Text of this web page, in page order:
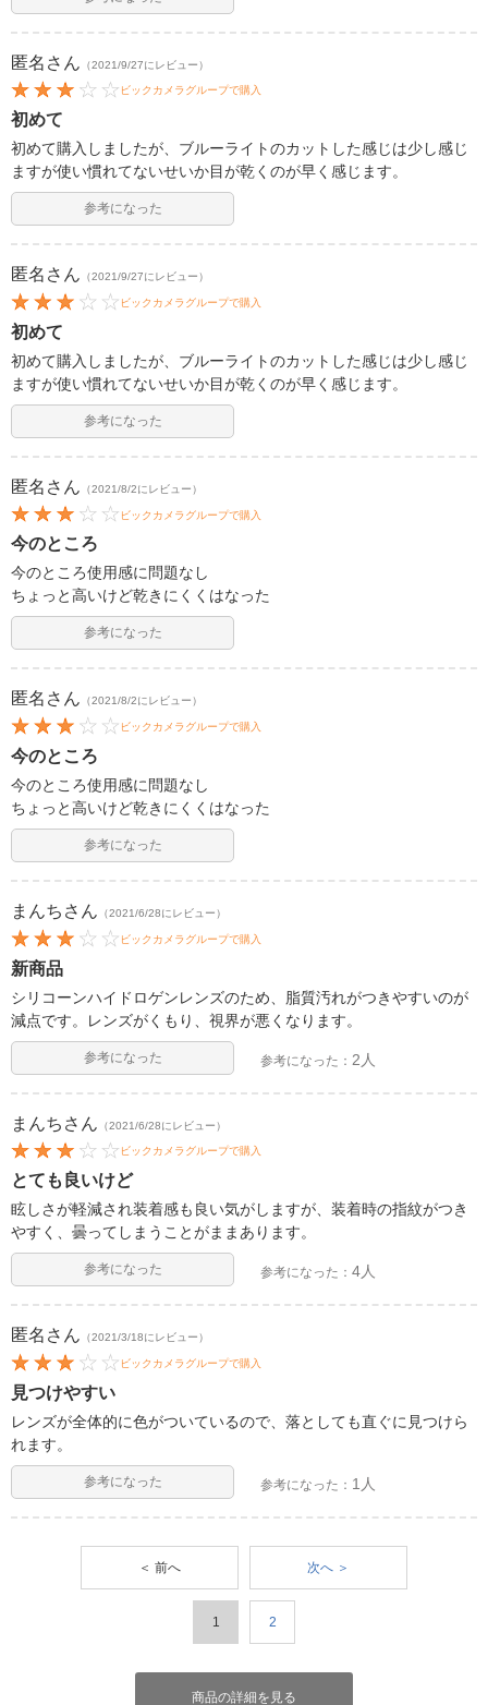
匿名 さん （2021/9/27にレビュー）
ビックカメラグループで購入
初めて
初めて購入しましたが、ブルーライトのカットした感じは少し感じ
ますが使い慣れてないせいか目が乾くのが早く感じます。
参考になった
匿名 さん （2021/9/27にレビュー）
ビックカメラグループで購入
初めて
初めて購入しましたが、ブルーライトのカットした感じは少し感じ
ますが使い慣れてないせいか目が乾くのが早く感じます。
参考になった
匿名 さん （2021/8/2にレビュー）
ビックカメラグループで購入
今のところ
今のところ使用感に問題なし
ちょっと高いけど乾きにくくはなった
参考になった
匿名 さん （2021/8/2にレビュー）
ビックカメラグループで購入
今のところ
今のところ使用感に問題なし
ちょっと高いけど乾きにくくはなった
参考になった
まんち さん （2021/6/28にレビュー）
ビックカメラグループで購入
新商品
シリコーンハイドロゲンレンズのため、脂質汚れがつきやすいのが
減点です。レンズがくもり、視界が悪くなります。
参考になった 参考になった： 2人
まんち さん （2021/6/28にレビュー）
ビックカメラグループで購入
とても良いけど
眩しさが軽減され装着感も良い気がしますが、装着時の指紋がつき
やすく、曇ってしまうことがままあります。
参考になった 参考になった：4人
匿名 さん （2021/3/18にレビュー）
ビックカメラグループで購入
見つけやすい
レンズが全体的に色がついているので、落としても直ぐに見つけら
れます。
参考になった 参考になった： 1人
＜ 前へ 次へ ＞
1 2
商品の詳細を見る